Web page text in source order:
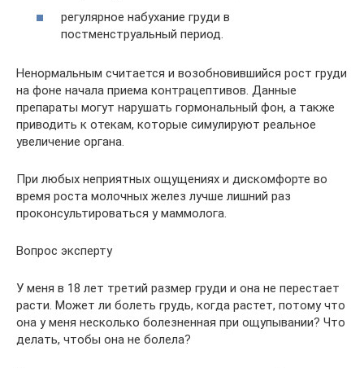
регулярное набухание груди в
постменструальный период.
Ненормальным считается и возобновившийся рост груди
на фоне начала приема контрацептивов. Данные
препараты могут нарушать гормональный фон, а также
приводить к отекам, которые симулируют реальное
увеличение органа.
При любых неприятных ощущениях и дискомфорте во
время роста молочных желез лучше лишний раз
проконсультироваться у маммолога.
Вопрос эксперту
У меня в 18 лет третий размер груди и она не перестает
расти. Может ли болеть грудь, когда растет, потому что
она у меня несколько болезненная при ощупывании? Что
делать, чтобы она не болела?